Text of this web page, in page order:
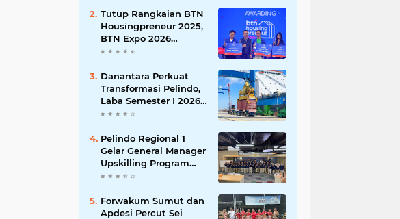
‎Tutup Rangkaian BTN
Housingpreneur 2025,
BTN Expo 2026
Lahirkan Inovator
Perumahan
Danantara Perkuat
Transformasi Pelindo,
Laba Semester I 2026
Tumbuh 60%
Pelindo Regional 1
Gelar General Manager
Upskilling Program
untuk Perkuat
Forwakum Sumut dan
Apdesi Percut Sei